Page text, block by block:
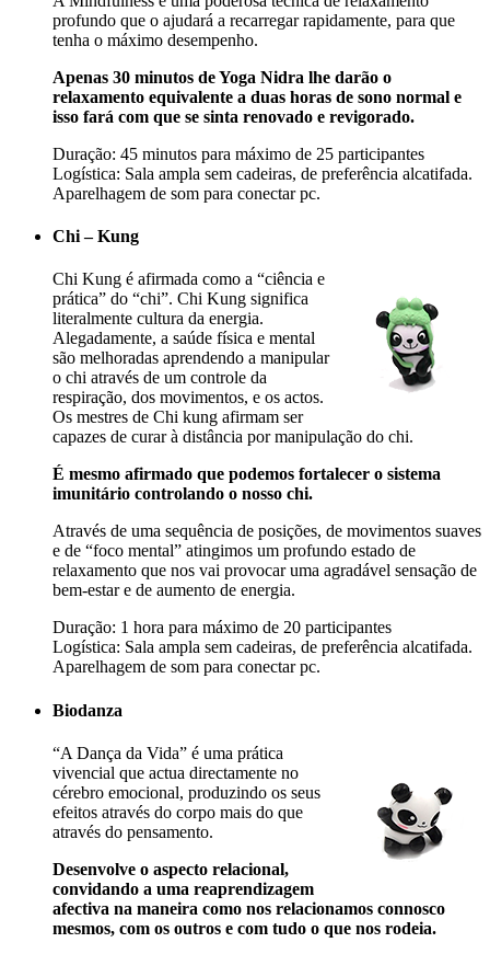
profundo que o ajudará a recarregar rapidamente, para que
tenha o máximo desempenho.
Apenas 30 minutos de Yoga Nidra lhe darão o
relaxamento equivalente a duas horas de sono normal e
isso fará com que se sinta renovado e revigorado.
Duração: 45 minutos para máximo de 25 participantes
Logística: Sala ampla sem cadeiras, de preferência alcatifada.
Aparelhagem de som para conectar pc.
Chi – Kung
Chi Kung é afirmada como a “ciência e
prática” do “chi”. Chi Kung significa
literalmente cultura da energia.
Alegadamente, a saúde física e mental
são melhoradas aprendendo a manipular
o chi através de um controle da
respiração, dos movimentos, e os actos.
Os mestres de Chi kung afirmam ser
capazes de curar à distância por manipulação do chi.
É mesmo afirmado que podemos fortalecer o sistema
imunitário controlando o nosso chi.
Através de uma sequência de posições, de movimentos suaves
e de “foco mental” atingimos um profundo estado de
relaxamento que nos vai provocar uma agradável sensação de
bem-estar e de aumento de energia.
Duração: 1 hora para máximo de 20 participantes
Logística: Sala ampla sem cadeiras, de preferência alcatifada.
Aparelhagem de som para conectar pc.
Biodanza
“A Dança da Vida” é uma prática
vivencial que actua directamente no
cérebro emocional, produzindo os seus
efeitos através do corpo mais do que
através do pensamento.
Desenvolve o aspecto relacional,
convidando a uma reaprendizagem
afectiva na maneira como nos relacionamos connosco
mesmos, com os outros e com tudo o que nos rodeia.